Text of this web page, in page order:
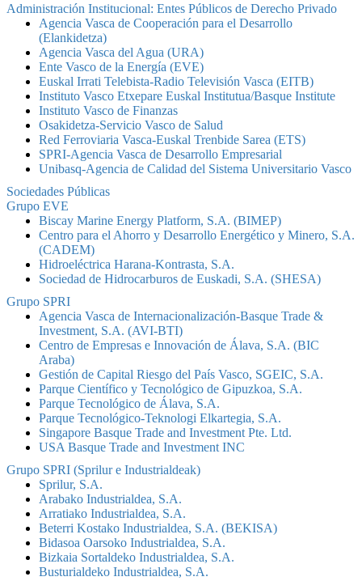
Administración Institucional: Entes Públicos de Derecho Privado
Agencia Vasca de Cooperación para el Desarrollo
(Elankidetza)
Agencia Vasca del Agua (URA)
Ente Vasco de la Energía (EVE)
Euskal Irrati Telebista-Radio Televisión Vasca (EITB)
Instituto Vasco Etxepare Euskal Institutua/Basque Institute
Instituto Vasco de Finanzas
Osakidetza-Servicio Vasco de Salud
Red Ferroviaria Vasca-Euskal Trenbide Sarea (ETS)
SPRI-Agencia Vasca de Desarrollo Empresarial
Unibasq-Agencia de Calidad del Sistema Universitario Vasco
Sociedades Públicas
Grupo EVE
Biscay Marine Energy Platform, S.A. (BIMEP)
Centro para el Ahorro y Desarrollo Energético y Minero, S.A.
(CADEM)
Hidroeléctrica Harana-Kontrasta, S.A.
Sociedad de Hidrocarburos de Euskadi, S.A. (SHESA)
Grupo SPRI
Agencia Vasca de Internacionalización-Basque Trade &
Investment, S.A. (AVI-BTI)
Centro de Empresas e Innovación de Álava, S.A. (BIC
Araba)
Gestión de Capital Riesgo del País Vasco, SGEIC, S.A.
Parque Científico y Tecnológico de Gipuzkoa, S.A.
Parque Tecnológico de Álava, S.A.
Parque Tecnológico-Teknologi Elkartegia, S.A.
Singapore Basque Trade and Investment Pte. Ltd.
USA Basque Trade and Investment INC
Grupo SPRI (Sprilur e Industrialdeak)
Sprilur, S.A.
Arabako Industrialdea, S.A.
Arratiako Industrialdea, S.A.
Beterri Kostako Industrialdea, S.A. (BEKISA)
Bidasoa Oarsoko Industrialdea, S.A.
Bizkaia Sortaldeko Industrialdea, S.A.
Busturialdeko Industrialdea, S.A.